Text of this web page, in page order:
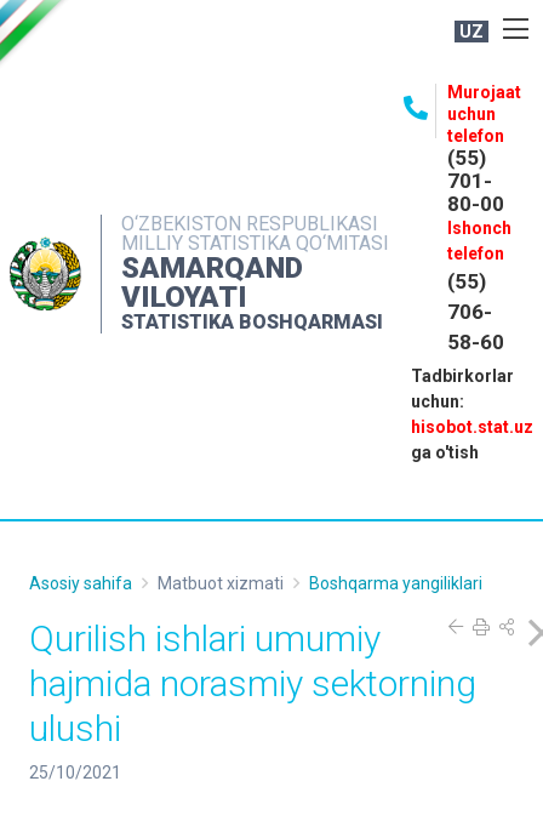
UZ
O‘ZBEKISTON RESPUBLIKASI
MILLIY STATISTIKA QO‘MITASI
SAMARQAND
VILOYATI
STATISTIKA BOSHQARMASI
Murojaat
uchun
telefon
(55)
701-
80-00
Ishonch
telefon
(55)
706-
58-60
Tadbirkorlar
uchun:
hisobot.stat.uz
ga o'tish
MATBUOT XIZMATI
MUROJAATLAR
KONTAKTLAR
Asosiy sahifa Matbuot xizmati Boshqarma yangiliklari
Qurilish ishlari umumiy
hajmida norasmiy sektorning
ulushi
25/10/2021